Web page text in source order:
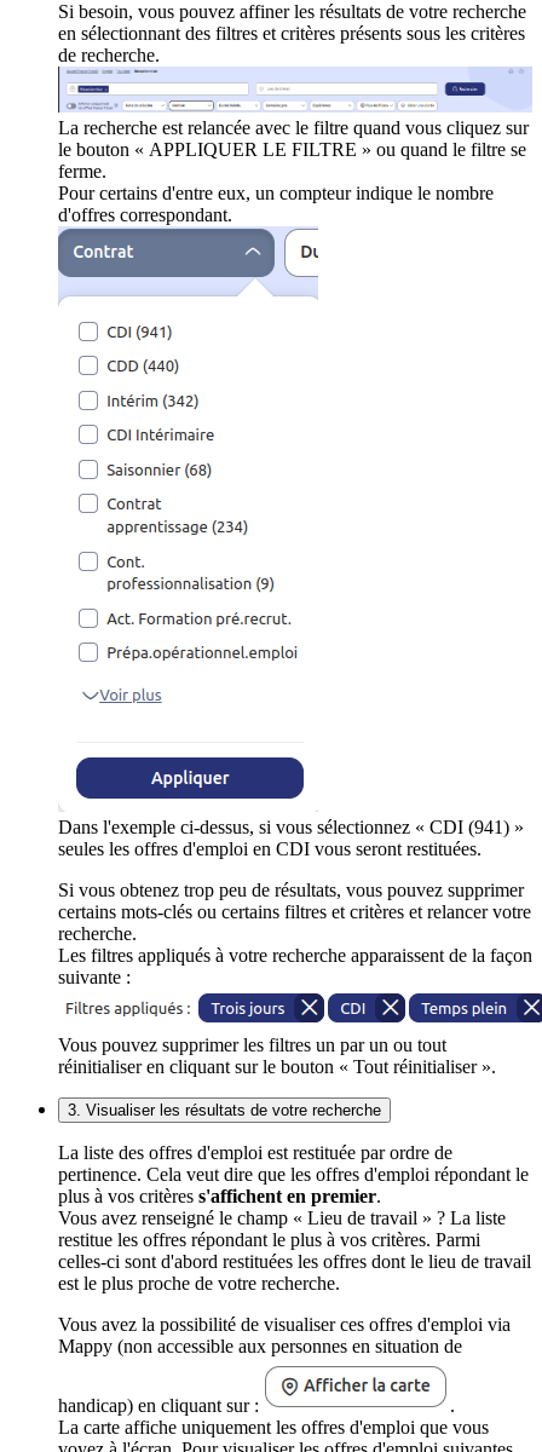
Si besoin, vous pouvez affiner les résultats de votre recherche
en sélectionnant des filtres et critères présents sous les critères
de recherche.
La recherche est relancée avec le filtre quand vous cliquez sur
le bouton « APPLIQUER LE FILTRE » ou quand le filtre se
ferme.
Pour certains d'entre eux, un compteur indique le nombre
d'offres correspondant.
Dans l'exemple ci-dessus, si vous sélectionnez « CDI (941) »
seules les offres d'emploi en CDI vous seront restituées.
Si vous obtenez trop peu de résultats, vous pouvez supprimer
certains mots-clés ou certains filtres et critères et relancer votre
recherche.
Les filtres appliqués à votre recherche apparaissent de la façon
suivante :
Vous pouvez supprimer les filtres un par un ou tout
réinitialiser en cliquant sur le bouton « Tout réinitialiser ».
3. Visualiser les résultats de votre recherche
La liste des offres d'emploi est restituée par ordre de
pertinence. Cela veut dire que les offres d'emploi répondant le
plus à vos critères s'affichent en premier.
Vous avez renseigné le champ « Lieu de travail » ? La liste
restitue les offres répondant le plus à vos critères. Parmi
celles-ci sont d'abord restituées les offres dont le lieu de travail
est le plus proche de votre recherche.
Vous avez la possibilité de visualiser ces offres d'emploi via
Mappy (non accessible aux personnes en situation de
handicap) en cliquant sur :
.
La carte affiche uniquement les offres d'emploi que vous